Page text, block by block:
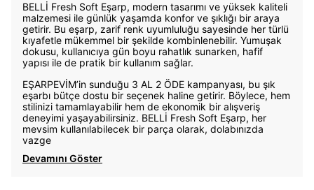
BELLİ Fresh Soft Eşarp, modern tasarımı ve yüksek kaliteli
malzemesi ile günlük yaşamda konfor ve şıklığı bir araya
getirir. Bu eşarp, zarif renk uyumluluğu sayesinde her türlü
kıyafetle mükemmel bir şekilde kombinlenebilir. Yumuşak
dokusu, kullanıcıya gün boyu rahatlık sunarken, hafif
yapısı ile de pratik bir kullanım sağlar.
EŞARPEVİM’in sunduğu 3 AL 2 ÖDE kampanyası, bu şık
eşarbı bütçe dostu bir seçenek haline getirir. Böylece, hem
stilinizi tamamlayabilir hem de ekonomik bir alışveriş
deneyimi yaşayabilirsiniz. BELLİ Fresh Soft Eşarp, her
mevsim kullanılabilecek bir parça olarak, dolabınızda
vazge
Devamını Göster